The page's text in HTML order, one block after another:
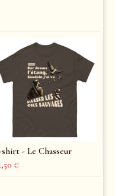
shirt - Le Chasseur
€